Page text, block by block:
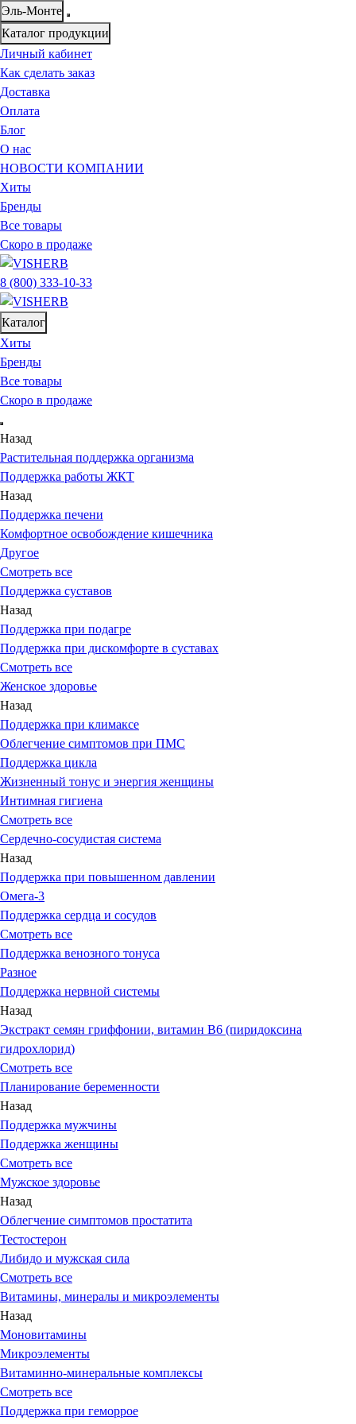
Эль-Монте
Каталог продукции
Личный кабинет
Как сделать заказ
Доставка
Оплата
Блог
О нас
НОВОСТИ КОМПАНИИ
Хиты
Бренды
Все товары
Скоро в продаже
8 (800) 333-10-33
Каталог
Хиты
Бренды
Все товары
Скоро в продаже
Назад
Растительная поддержка организма
Поддержка работы ЖКТ
Назад
Поддержка печени
Комфортное освобождение кишечника
Другое
Смотреть все
Поддержка суставов
Назад
Поддержка при подагре
Поддержка при дискомфорте в суставах
Смотреть все
Женское здоровье
Назад
Поддержка при климаксе
Облегчение симптомов при ПМС
Поддержка цикла
Жизненный тонус и энергия женщины
Интимная гигиена
Смотреть все
Сердечно-сосудистая система
Назад
Поддержка при повышенном давлении
Омега-3
Поддержка сердца и сосудов
Смотреть все
Поддержка венозного тонуса
Разное
Поддержка нервной системы
Назад
Экстракт семян гриффонии, витамин В6 (пиридоксина
гидрохлорид)
Смотреть все
Планирование беременности
Назад
Поддержка мужчины
Поддержка женщины
Смотреть все
Мужское здоровье
Назад
Облегчение симптомов простатита
Тестостерон
Либидо и мужская сила
Смотреть все
Витамины, минералы и микроэлементы
Назад
Моновитамины
Микроэлементы
Витаминно-минеральные комплексы
Смотреть все
Поддержка при геморрое